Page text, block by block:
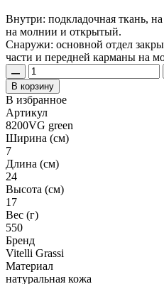
Внутри: подкладочная ткань,
на молнии и открытый.
Снаружи: основной отдел
части и передней карманы на
В корзину
В избранное
Артикул
8200VG green
Ширина (см)
7
Длина (см)
24
Высота (см)
17
Вес (г)
550
Бренд
Vitelli Grassi
Материал
натуральная кожа